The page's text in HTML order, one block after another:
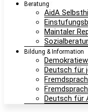
Beratung
AidA
Maintaler
Bildung & Information
Deutsch für
Deutsch für